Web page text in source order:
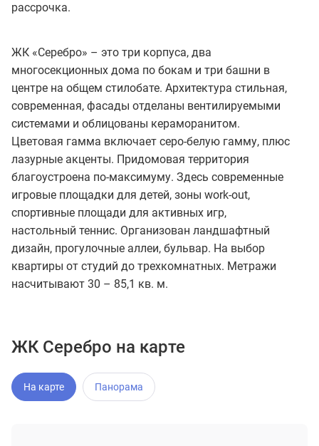
рассрочка.
ЖК «Серебро» – это три корпуса, два
многосекционных дома по бокам и три башни в
центре на общем стилобате. Архитектура стильная,
современная, фасады отделаны вентилируемыми
системами и облицованы кераморанитом.
Цветовая гамма включает серо-белую гамму, плюс
лазурные акценты. Придомовая территория
благоустроена по-максимуму. Здесь современные
игровые площадки для детей, зоны work-out,
спортивные площади для активных игр,
настольный теннис. Организован ландшафтный
дизайн, прогулочные аллеи, бульвар. На выбор
квартиры от студий до трехкомнатных. Метражи
насчитывают 30 – 85,1 кв. м.
ЖК Серебро на карте
На карте Панорама